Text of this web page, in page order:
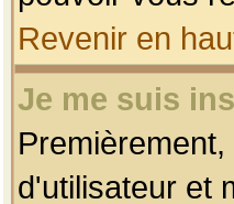
Revenir en
Je me suis
d'utilisateur et